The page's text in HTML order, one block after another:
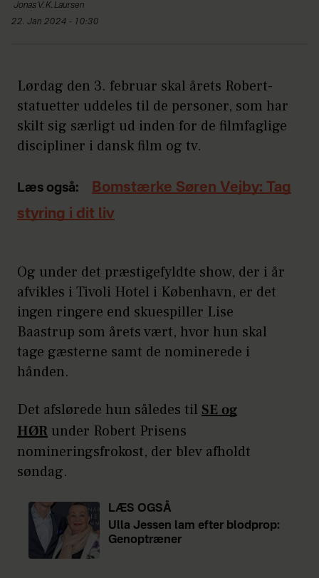
Jonas V. K. Laursen
22. Jan 2024 - 10:30
Lørdag den 3. februar skal årets Robert-
statuetter uddeles til de personer, som har
skilt sig særligt ud inden for de filmfaglige
discipliner i dansk film og tv.
Læs også:
Bomstærke Søren Vejby: Tag
styring i dit liv
Og under det præstigefyldte show, der i år
afvikles i Tivoli Hotel i København, er det
ingen ringere end skuespiller Lise
Baastrup som årets vært, hvor hun skal
tage gæsterne samt de nominerede i
hånden.
Det afslørede hun således til SE og
HØR under Robert Prisens
nomineringsfrokost, der blev afholdt
søndag.
LÆS OGSÅ
Ulla Jessen lam efter blodprop:
Genoptræner